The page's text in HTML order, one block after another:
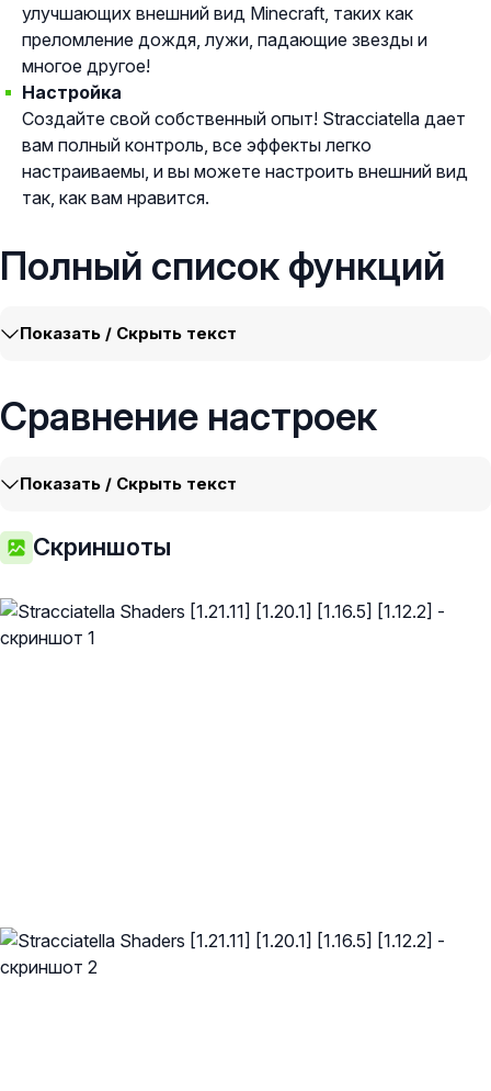
улучшающих внешний вид Minecraft, таких как
преломление дождя, лужи, падающие звезды и
многое другое!
Настройка
Создайте свой собственный опыт! Stracciatella дает
вам полный контроль, все эффекты легко
настраиваемы, и вы можете настроить внешний вид
так, как вам нравится.
Полный список функций
Показать / Скрыть текст
Сравнение настроек
Показать / Скрыть текст
Скриншоты